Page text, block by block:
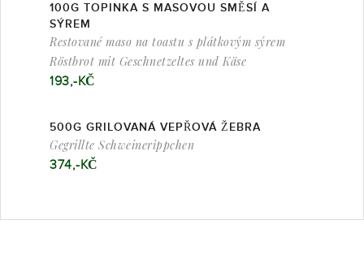
100G TOPINKA S MASOVOU SMĚSÍ A
SÝREM
Restované maso na toastu s plátkovým sýrem
Röstbrot mit Geschnetzeltes und Käse
193,-KČ
500G GRILOVANÁ VEPŘOVÁ ŽEBRA
Gegrillte Schweinerippchen
374,-KČ